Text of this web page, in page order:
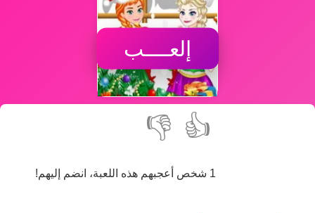
إلعــــب
👍
👎
1 شخص أعجبهم هذه اللعبة، انضم إليهم!